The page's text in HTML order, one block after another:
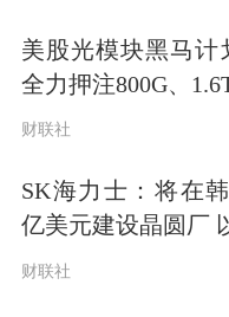
美股光模块黑马计
全力押注800G、
财联社
SK海力士：将在
亿美元建设晶圆厂
财联社